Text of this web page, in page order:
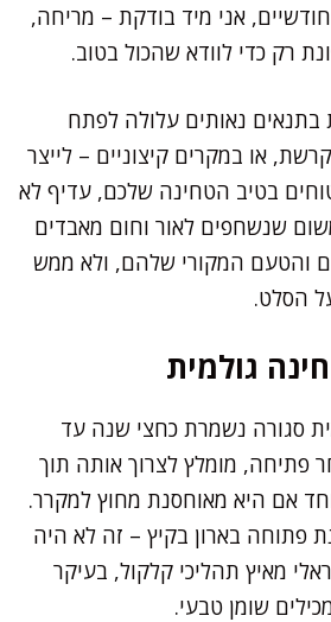
אני מיד בודקת – מריחה,
רק כדי לוודא שהכול בטוב.
נאותים עלולה לפתח
או במקרים קיצוניים – לייצר
בטיב הטחינה שלכם, עדיף לא
שנשחפים לאור וחום מאבדים
והטעם המקורי שלהם, ולא ממש
הסלט.
גולמית
סגורה נשמרת כחצי שנה עד
פתיחה, מומלץ לצרוך אותה תוך
אם היא מאוחסנת מחוץ למקרר.
פתוחה בארון בקיץ – זה לא היה
מאיץ תהליכי קלקול, בעיקר
שומן טבעי.